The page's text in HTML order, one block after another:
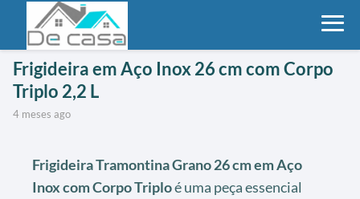
Frigideira em Aço Inox 26 cm com Corpo
Triplo 2,2 L
4 meses ago
Frigideira Tramontina Grano 26 cm em Aço
Inox com Corpo Triploé uma peça essencial